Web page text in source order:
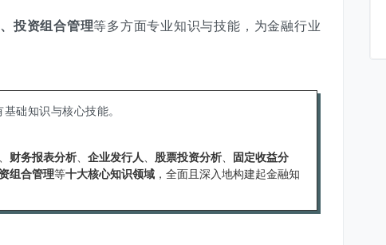
、 投资组合管理等多方面专业知识与技能，为金融行业
础知识与核心技能。
财务报表分析 企业发行人 股票投资分析
固定收益分
组合管理等十大核心知识领域 ，全面且深入地构建起金融知